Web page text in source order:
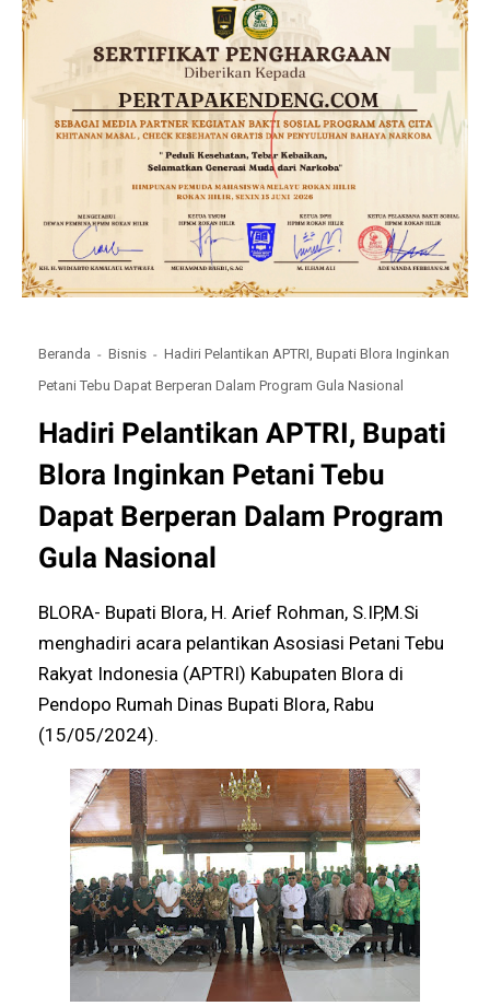
Beranda Bisnis
Hadiri Pelantikan APTRI, Bupati Blora Inginkan
Petani Tebu Dapat Berperan Dalam Program Gula Nasional
Hadiri Pelantikan APTRI, Bupati
Blora Inginkan Petani Tebu
Dapat Berperan Dalam Program
Gula Nasional
BLORA- Bupati Blora, H. Arief Rohman, S.IP,M.Si
menghadiri acara pelantikan Asosiasi Petani Tebu
Rakyat Indonesia (APTRI) Kabupaten Blora di
Pendopo Rumah Dinas Bupati Blora, Rabu
(15/05/2024).